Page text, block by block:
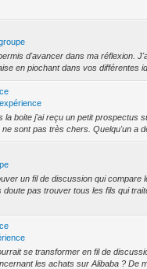
d'avancer dans ma réflexion.
en piochant dans vos différentes
la boite j'ai reçu un petit prospectus
sont pas très chers. Quelqu'un a
un fil de discussion qui compare
pas trouver tous les fils qui
se transformer en fil de
les achats sur Alibaba ? De